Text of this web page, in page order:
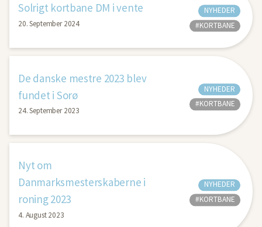
Solrigt kortbane DM i vente
20. September 2024
NYHEDER
#KORTBANE
De danske mestre 2023 blev
fundet i Sorø
24. September 2023
NYHEDER
#KORTBANE
Nyt om
Danmarksmesterskaberne i
roning 2023
4. August 2023
NYHEDER
#KORTBANE